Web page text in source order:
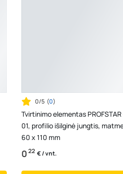
0/5 (0)
Tvirtinimo elementas
01, profilio išilginė jungtis,
60 x 110 mm
022 € / vnt.